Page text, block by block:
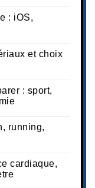
: iOS,
et choix
: sport,
running,
cardiaque,